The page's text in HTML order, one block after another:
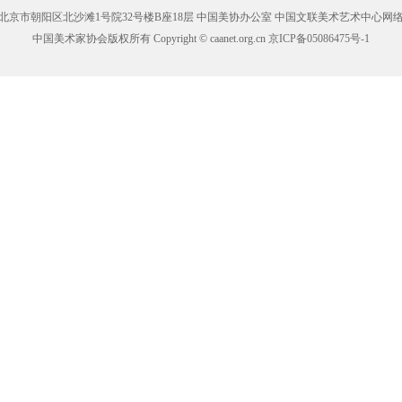
京市朝阳区北沙滩1号院32号楼B座18层 中国美协办公室 中国文联美术艺术中心网
中国美术家协会版权所有 Copyright © caanet.org.cn 京ICP备05086475号-1